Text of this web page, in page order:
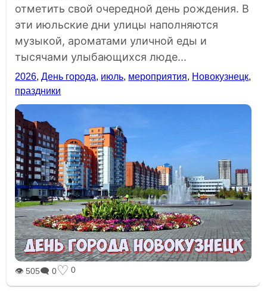
отметить свой очередной день рождения. В
эти июльские дни улицы наполняются
музыкой, ароматами уличной еды и
тысячами улыбающихся люде...
2026,День города, июль, мероприятия, Новокузнецк,
праздники
👁 505🗨 0♡ 0